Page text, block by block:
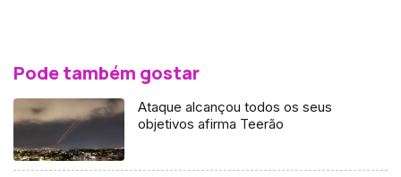
Pode também gostar
Ataque alcançou todos os seus
objetivos afirma Teerão